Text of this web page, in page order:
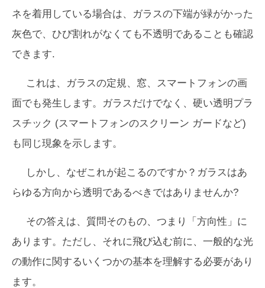
ネを着用している場合は、ガラスの下端が緑がかった
灰色で、ひび割れがなくても不透明であることも確認
できます.
これは、ガラスの定規、窓、スマートフォンの画
面でも発生します。ガラスだけでなく、硬い透明プラ
スチック (スマートフォンのスクリーン ガードなど)
も同じ現象を示します。
しかし、なぜこれが起こるのですか？ガラスはあ
らゆる方向から透明であるべきではありませんか?
その答えは、質問そのもの、つまり「方向性」に
あります。ただし、それに飛び込む前に、一般的な光
の動作に関するいくつかの基本を理解する必要があり
ます。